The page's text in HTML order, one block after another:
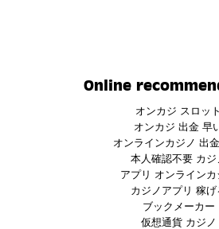
Online
オンカジ スロット
オンカジ 出金 早
オンラインカジノ 出
本人確認不要 カジ
アプリ オンラインカ
カジノアプリ 稼げ
ブックメーカー
仮想通貨 カジノ